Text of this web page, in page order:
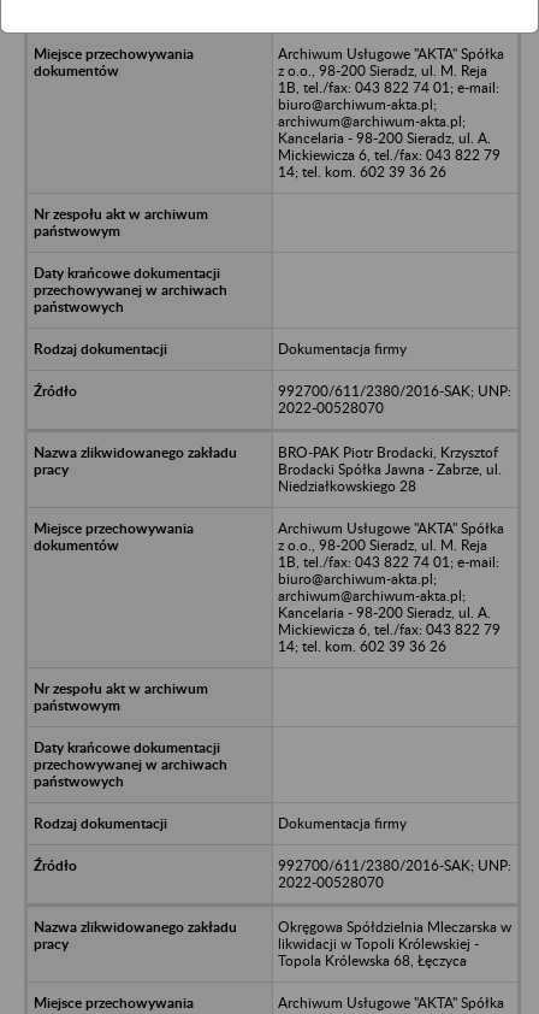
Archiwum Usługowe "AKTA" Spółka
z o.o., 98-200 Sieradz, ul. M. Reja
1B, tel./fax: 043 822 74 01; e-mail:
biuro@archiwum-akta.pl;
archiwum@archiwum-akta.pl;
Kancelaria - 98-200 Sieradz, ul. A.
Mickiewicza 6, tel./fax: 043 822 79
14; tel. kom. 602 39 36 26
Dokumentacja firmy
992700/611/2380/2016-SAK; UNP:
2022-00528070
BRO-PAK Piotr Brodacki, Krzysztof
Brodacki Spółka Jawna - Zabrze, ul.
Niedziałkowskiego 28
Archiwum Usługowe "AKTA" Spółka
z o.o., 98-200 Sieradz, ul. M. Reja
1B, tel./fax: 043 822 74 01; e-mail:
biuro@archiwum-akta.pl;
archiwum@archiwum-akta.pl;
Kancelaria - 98-200 Sieradz, ul. A.
Mickiewicza 6, tel./fax: 043 822 79
14; tel. kom. 602 39 36 26
Dokumentacja firmy
992700/611/2380/2016-SAK; UNP:
2022-00528070
Okręgowa Spółdzielnia Mleczarska w
likwidacji w Topoli Królewskiej -
Topola Królewska 68, Łęczyca
Archiwum Usługowe "AKTA" Spółka